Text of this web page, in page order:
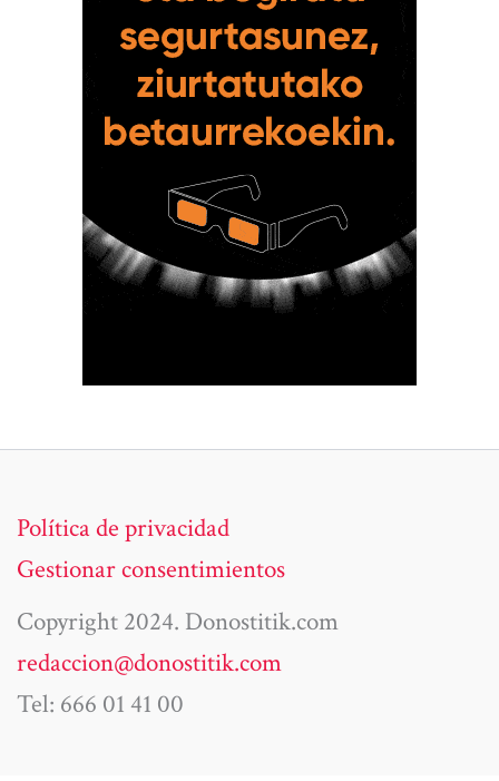
Política de privacidad
Gestionar consentimientos
Copyright 2024. Donostitik.com
redaccion@donostitik.com
Tel: 666 01 41 00